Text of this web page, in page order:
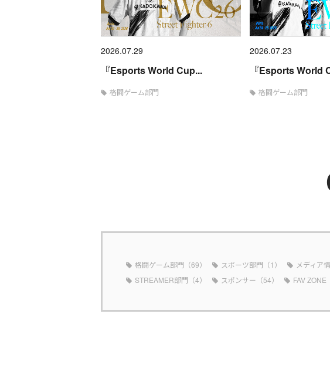
2026.07.29
『Esports World Cup...
格闘ゲーム部門
2026.07.23
『Esports World
格闘ゲーム部門
格闘ゲーム部門（69） スポーツ部門（1） メディア
STREAMER部門（4）
スポンサー（54） FAV ZONE